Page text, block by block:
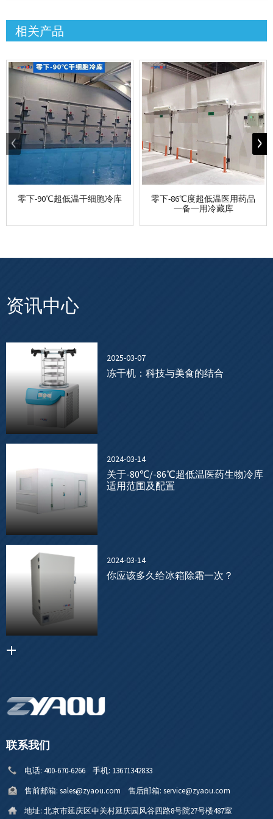
相关产品
零下-90℃超低温干细胞冷库
零下-86℃度超低温医用药品
一备一用冷藏库
资讯中心
2025-03-07
冻干机：科技与美食的结合
2024-03-14
关于-80℃/-86℃超低温医药生物冷库
适用范围及配置
2024-03-14
你应该多久给冰箱除霜一次？
联系我们
电话: 400-670-6266 手机: 13671342833
售前邮箱: sales@zyaou.com 售后邮箱: service@zyaou.com
地址: 北京市延庆区中关村延庆园风谷四路8号院27号楼487室